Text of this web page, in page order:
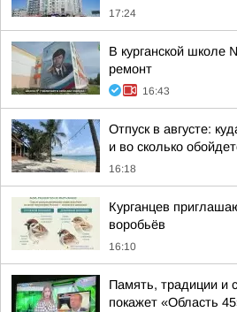
17:24
В курганской школе
ремонт
16:43
Отпуск в августе:
и во сколько
16:18
Курганцев
воробьёв
16:10
Память, традиции и
покажет «Область